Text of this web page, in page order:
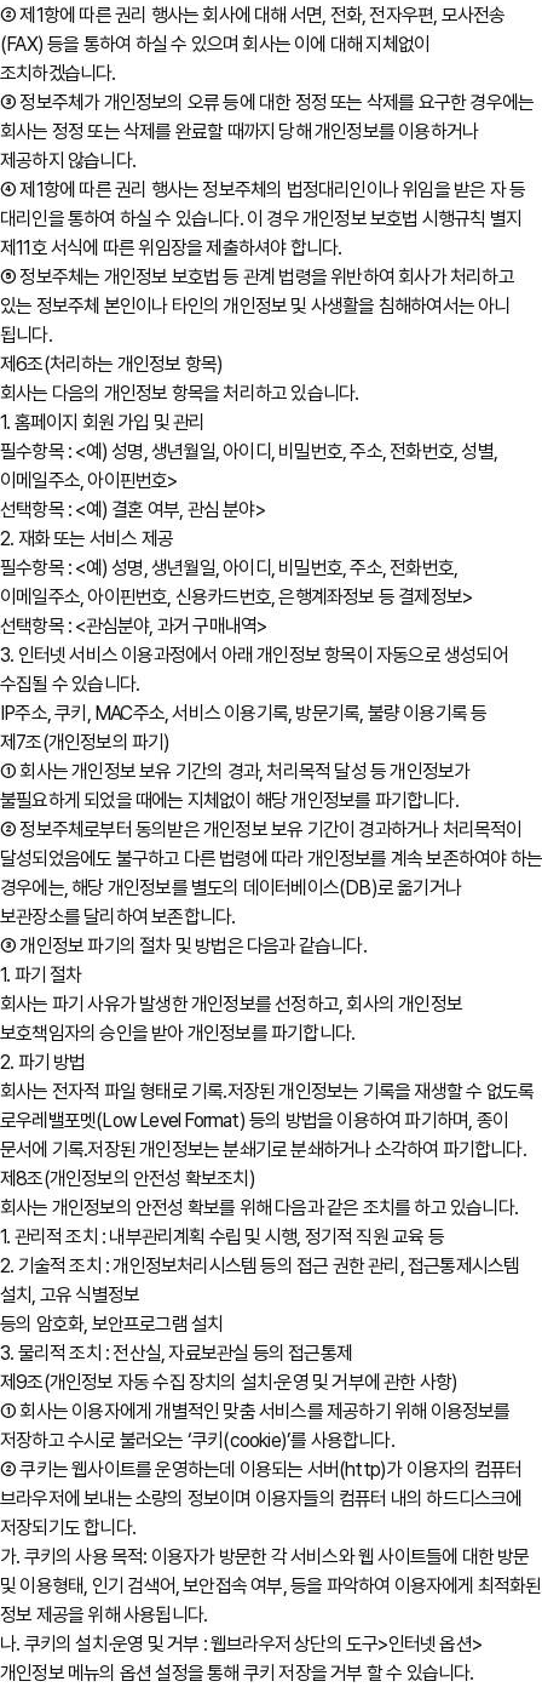
② 제1항에 따른 권리 행사는 회사에 대해 서면, 전화, 전자우편, 모사전송
(FAX) 등을 통하여 하실 수 있으며 회사는 이에 대해 지체없이
조치하겠습니다.
③ 정보주체가 개인정보의 오류 등에 대한 정정 또는 삭제를 요구한 경우에는
회사는 정정 또는 삭제를 완료할 때까지 당해 개인정보를 이용하거나
제공하지 않습니다.
④ 제1항에 따른 권리 행사는 정보주체의 법정대리인이나 위임을 받은 자 등
대리인을 통하여 하실 수 있습니다. 이 경우 개인정보 보호법 시행규칙 별지
제11호 서식에 따른 위임장을 제출하셔야 합니다.
⑤ 정보주체는 개인정보 보호법 등 관계 법령을 위반하여 회사가 처리하고
있는 정보주체 본인이나 타인의 개인정보 및 사생활을 침해하여서는 아니
됩니다.
제6조(처리하는 개인정보 항목)
회사는 다음의 개인정보 항목을 처리하고 있습니다.
1. 홈페이지 회원 가입 및 관리
필수항목 : <예) 성명, 생년월일, 아이디, 비밀번호, 주소, 전화번호, 성별,
이메일주소, 아이핀번호>
선택항목 : <예) 결혼 여부, 관심 분야>
2. 재화 또는 서비스 제공
필수항목 : <예) 성명, 생년월일, 아이디, 비밀번호, 주소, 전화번호,
이메일주소, 아이핀번호, 신용카드번호, 은행계좌정보 등 결제정보>
선택항목 : <관심분야, 과거 구매내역>
3. 인터넷 서비스 이용과정에서 아래 개인정보 항목이 자동으로 생성되어
수집될 수 있습니다.
IP주소, 쿠키, MAC주소, 서비스 이용기록, 방문기록, 불량 이용기록 등
제7조(개인정보의 파기)
① 회사는 개인정보 보유 기간의 경과, 처리목적 달성 등 개인정보가
불필요하게 되었을 때에는 지체없이 해당 개인정보를 파기합니다.
② 정보주체로부터 동의받은 개인정보 보유 기간이 경과하거나 처리목적이
달성되었음에도 불구하고 다른 법령에 따라 개인정보를 계속 보존하여야 하는
경우에는, 해당 개인정보를 별도의 데이터베이스(DB)로 옮기거나
보관장소를 달리하여 보존합니다.
③ 개인정보 파기의 절차 및 방법은 다음과 같습니다.
1. 파기 절차
회사는 파기 사유가 발생한 개인정보를 선정하고, 회사의 개인정보
보호책임자의 승인을 받아 개인정보를 파기합니다.
2. 파기 방법
회사는 전자적 파일 형태로 기록․저장된 개인정보는 기록을 재생할 수 없도록
로우레밸포멧(Low Level Format) 등의 방법을 이용하여 파기하며, 종이
문서에 기록․저장된 개인정보는 분쇄기로 분쇄하거나 소각하여 파기합니다.
제8조(개인정보의 안전성 확보조치)
회사는 개인정보의 안전성 확보를 위해 다음과 같은 조치를 하고 있습니다.
1. 관리적 조치 : 내부관리계획 수립 및 시행, 정기적 직원 교육 등
2. 기술적 조치 : 개인정보처리시스템 등의 접근 권한 관리, 접근통제시스템
설치, 고유 식별정보
등의 암호화, 보안프로그램 설치
3. 물리적 조치 : 전산실, 자료보관실 등의 접근통제
제9조(개인정보 자동 수집 장치의 설치∙운영 및 거부에 관한 사항)
① 회사는 이용자에게 개별적인 맞춤 서비스를 제공하기 위해 이용정보를
저장하고 수시로 불러오는 ‘쿠키(cookie)’를 사용합니다.
② 쿠키는 웹사이트를 운영하는데 이용되는 서버(http)가 이용자의 컴퓨터
브라우저에 보내는 소량의 정보이며 이용자들의 컴퓨터 내의 하드디스크에
저장되기도 합니다.
가. 쿠키의 사용 목적: 이용자가 방문한 각 서비스와 웹 사이트들에 대한 방문
및 이용형태, 인기 검색어, 보안접속 여부, 등을 파악하여 이용자에게 최적화된
정보 제공을 위해 사용됩니다.
나. 쿠키의 설치∙운영 및 거부 : 웹브라우저 상단의 도구>인터넷 옵션>
개인정보 메뉴의 옵션 설정을 통해 쿠키 저장을 거부 할 수 있습니다.